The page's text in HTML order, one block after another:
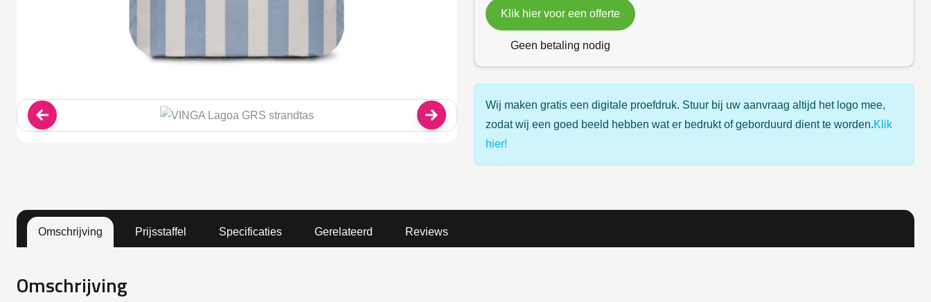
Klik hier voor een offerte
Geen betaling nodig
Wij maken gratis een digitale proefdruk. Stuur bij uw aanvraag altijd het logo mee,
zodat wij een goed beeld hebben wat er bedrukt of geborduurd dient te worden.Klik
hier!
Omschrijving Prijsstaffel Specificaties Gerelateerd Reviews
Omschrijving